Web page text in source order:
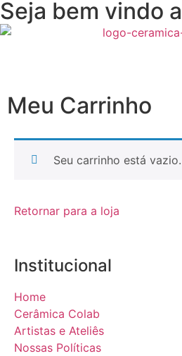
Seja bem vindo
Meu Carrinho
Seu carrinho está vazio.
Retornar para a loja
Institucional
Home
Cerâmica Colab
Artistas e Ateliês
Nossas Políticas